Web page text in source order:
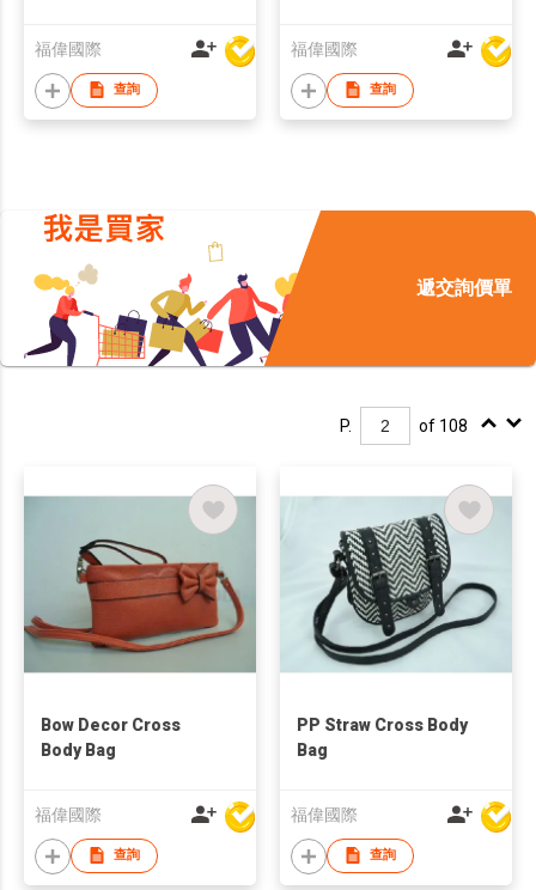
福偉國際
查詢
福偉國際
查詢
遞交詢價單
P. of 108
Bow Decor Cross
Body Bag
福偉國際
查詢
PP Straw Cross Body
Bag
福偉國際
查詢